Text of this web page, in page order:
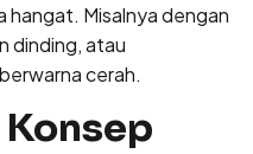
Misalnya dengan
dinding, atau
cerah.